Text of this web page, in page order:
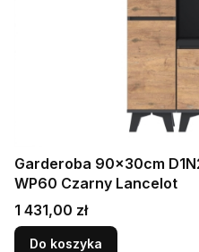
Garderoba 90x30cm
WP60 Czarny Lancelot
Cena
1 431,00 zł
Do koszyka